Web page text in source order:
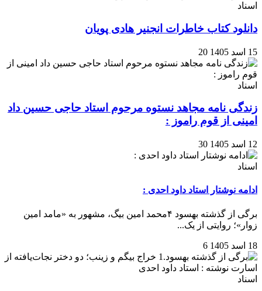
اسناد
دانلود کتاب خاطرات انجنیر هادی پویان
15 اسد 1405 20
اسناد
زندگی نامه مجاهد نستوه مرحوم استاد حاجی حسین داد
امینی از قوم راموز :
12 اسد 1405 30
اسناد
ادامه نوشتار استاد داود احدی :
برگی از گذشته بهسود ۴محمد امین بیگ، مشهور به «مامد امین
زوار»؛ روایتی از یک...
18 اسد 1405 6
اسناد